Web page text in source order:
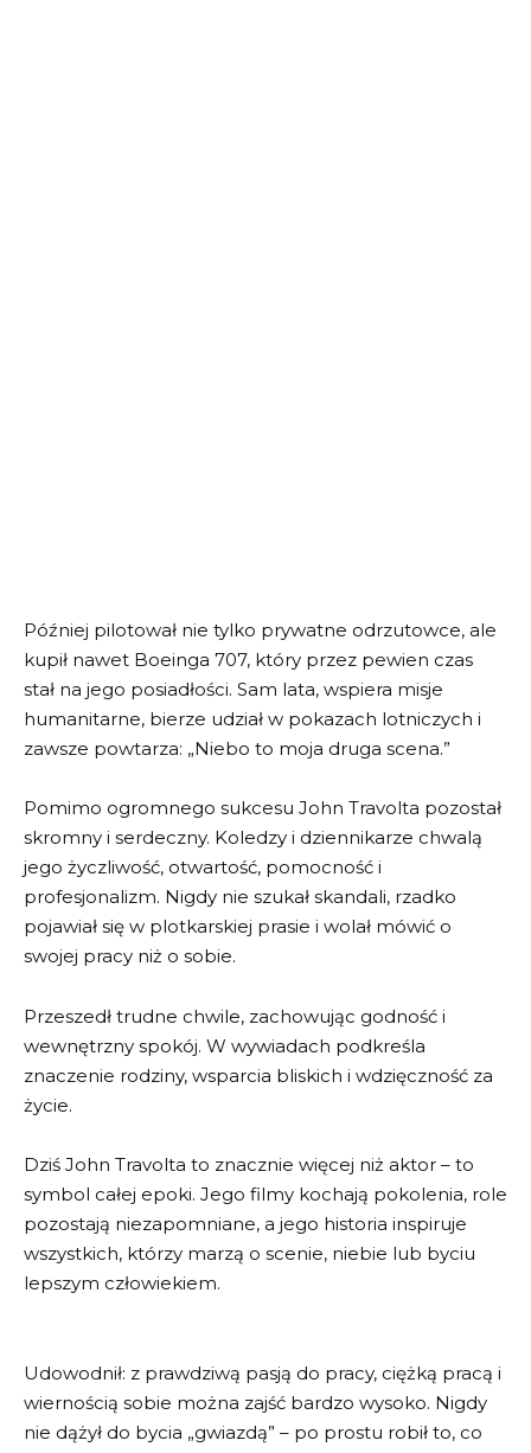
Później pilotował nie tylko prywatne odrzutowce, ale
kupił nawet Boeinga 707, który przez pewien czas
stał na jego posiadłości. Sam lata, wspiera misje
humanitarne, bierze udział w pokazach lotniczych i
zawsze powtarza: „Niebo to moja druga scena.”
Pomimo ogromnego sukcesu John Travolta pozostał
skromny i serdeczny. Koledzy i dziennikarze chwalą
jego życzliwość, otwartość, pomocność i
profesjonalizm. Nigdy nie szukał skandali, rzadko
pojawiał się w plotkarskiej prasie i wolał mówić o
swojej pracy niż o sobie.
Przeszedł trudne chwile, zachowując godność i
wewnętrzny spokój. W wywiadach podkreśla
znaczenie rodziny, wsparcia bliskich i wdzięczność za
życie.
Dziś John Travolta to znacznie więcej niż aktor – to
symbol całej epoki. Jego filmy kochają pokolenia, role
pozostają niezapomniane, a jego historia inspiruje
wszystkich, którzy marzą o scenie, niebie lub byciu
lepszym człowiekiem.
Udowodnił: z prawdziwą pasją do pracy, ciężką pracą i
wiernością sobie można zajść bardzo wysoko. Nigdy
nie dążył do bycia „gwiazdą” – po prostu robił to, co